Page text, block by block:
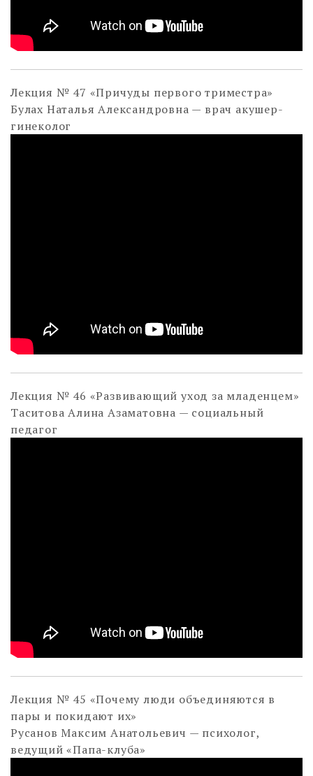
Лекция № 47 «Причуды первого триместра»
Булах Наталья Александровна — врач акушер-
гинеколог
Лекция № 46 «Развивающий уход за младенцем»
Таситова Алина Азаматовна — социальный
педагог
Лекция № 45 «Почему люди объединяются в
пары и покидают их»
Русанов Максим Анатольевич — психолог,
ведущий «Папа-клуба»